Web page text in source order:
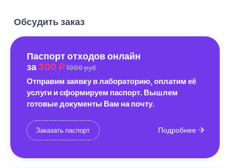
Обсудить заказ
Паспорт отходов онлайн
за 300 1000 руб
Отправим заявку в лабораторию, оплатим её
услуги и сформируем паспорт. Вышлем
готовые документы Вам на почту.
Заказать паспорт Подробнее